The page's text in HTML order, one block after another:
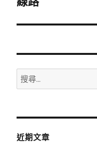
文
搜
尋
鍵
近期文章